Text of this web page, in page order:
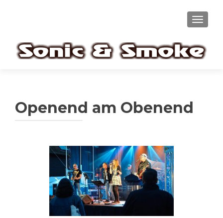
Openend am Obenend